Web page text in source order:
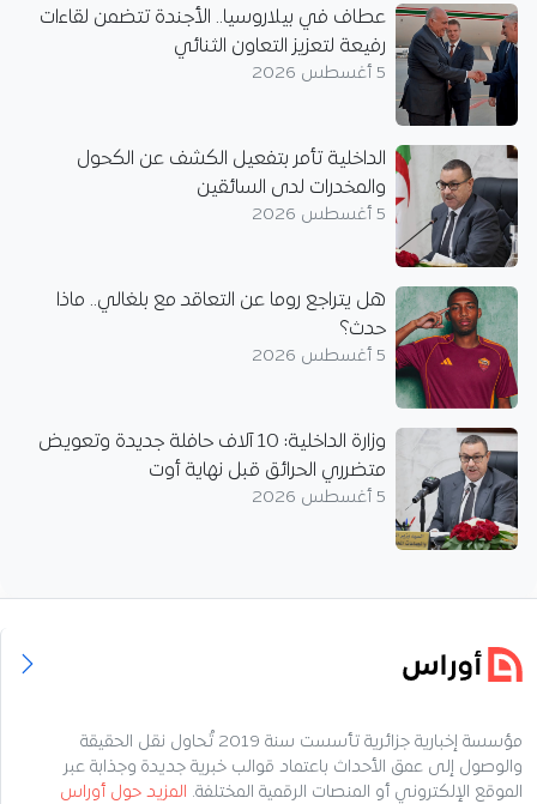
عطاف في بيلاروسيا.. الأجندة تتضمن لقاءات
رفيعة لتعزيز التعاون الثنائي
5 أغسطس 2026
الداخلية تأمر بتفعيل الكشف عن الكحول
والمخدرات لدى السائقين
5 أغسطس 2026
هل يتراجع روما عن التعاقد مع بلغالي.. ماذا
حدث؟
5 أغسطس 2026
وزارة الداخلية: 10 آلاف حافلة جديدة وتعويض
متضرري الحرائق قبل نهاية أوت
5 أغسطس 2026
مؤسسة إخبارية جزائرية تأسست سنة 2019 تُحاول نقل الحقيقة
والوصول إلى عمق الأحداث باعتماد قوالب خبرية جديدة وجذابة عبر
الموقع الإلكتروني أو المنصات الرقمية المختلفة. المزيد حول أوراس